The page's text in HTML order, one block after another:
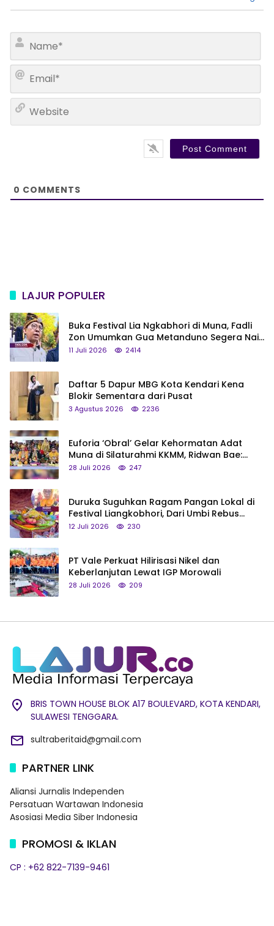
m
a
l
0 COMMENTS
LAJUR POPULER
Buka Festival Lia Ngkabhori di Muna, Fadli
Zon Umumkan Gua Metanduno Segera Naik
Status Jadi Cagar Budaya Nasional
11 Juli 2026 2414
Daftar 5 Dapur MBG Kota Kendari Kena
Blokir Sementara dari Pusat
3 Agustus 2026 2236
Euforia ‘Obral’ Gelar Kehormatan Adat
Muna di Silaturahmi KKMM, Ridwan Bae:
Saya Bukan Tipe Begitu, Belum Pantas!
28 Juli 2026 247
Duruka Suguhkan Ragam Pangan Lokal di
Festival Liangkobhori, Dari Umbi Rebus
hingga Tumpeng Beras Muna
12 Juli 2026 230
PT Vale Perkuat Hilirisasi Nikel dan
Keberlanjutan Lewat IGP Morowali
28 Juli 2026 209
BRIS TOWN HOUSE BLOK A17 BOULEVARD, KOTA KENDARI,
SULAWESI TENGGARA.
sultraberitaid@gmail.com
PARTNER LINK
Aliansi Jurnalis Independen
Persatuan Wartawan Indonesia
Asosiasi Media Siber Indonesia
PROMOSI & IKLAN
CP : +62 822-7139-9461